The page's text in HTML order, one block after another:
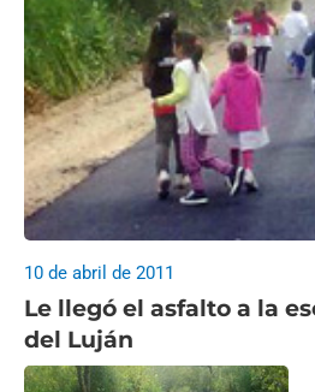
Le llegó el asfalto a la
del Luján
10 de abril de 2011